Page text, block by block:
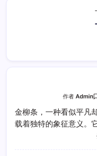
作者Admin
金柳条，一种看似平凡
载着独特的象征意义。